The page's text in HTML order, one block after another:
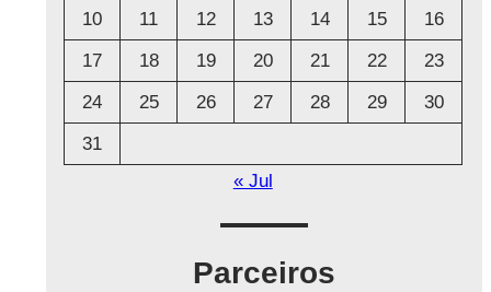
10
11 12 13 14 15
16
17
18 19 20 21 22
23
24
25 26 27 28 29
30
31
« Jul
Parceiros